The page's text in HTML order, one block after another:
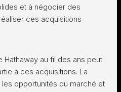
et à négocier des
ces acquisitions
au fil des ans peut
à ces acquisitions. La
opportunités du marché et